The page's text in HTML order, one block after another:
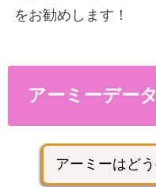
をお勧めします！
アーミーデー
アーミーはど